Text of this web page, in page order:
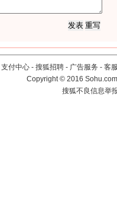
支付中心 - 搜狐招聘 - 广告服务 - 客
Copyright©2016
搜狐不良信息举